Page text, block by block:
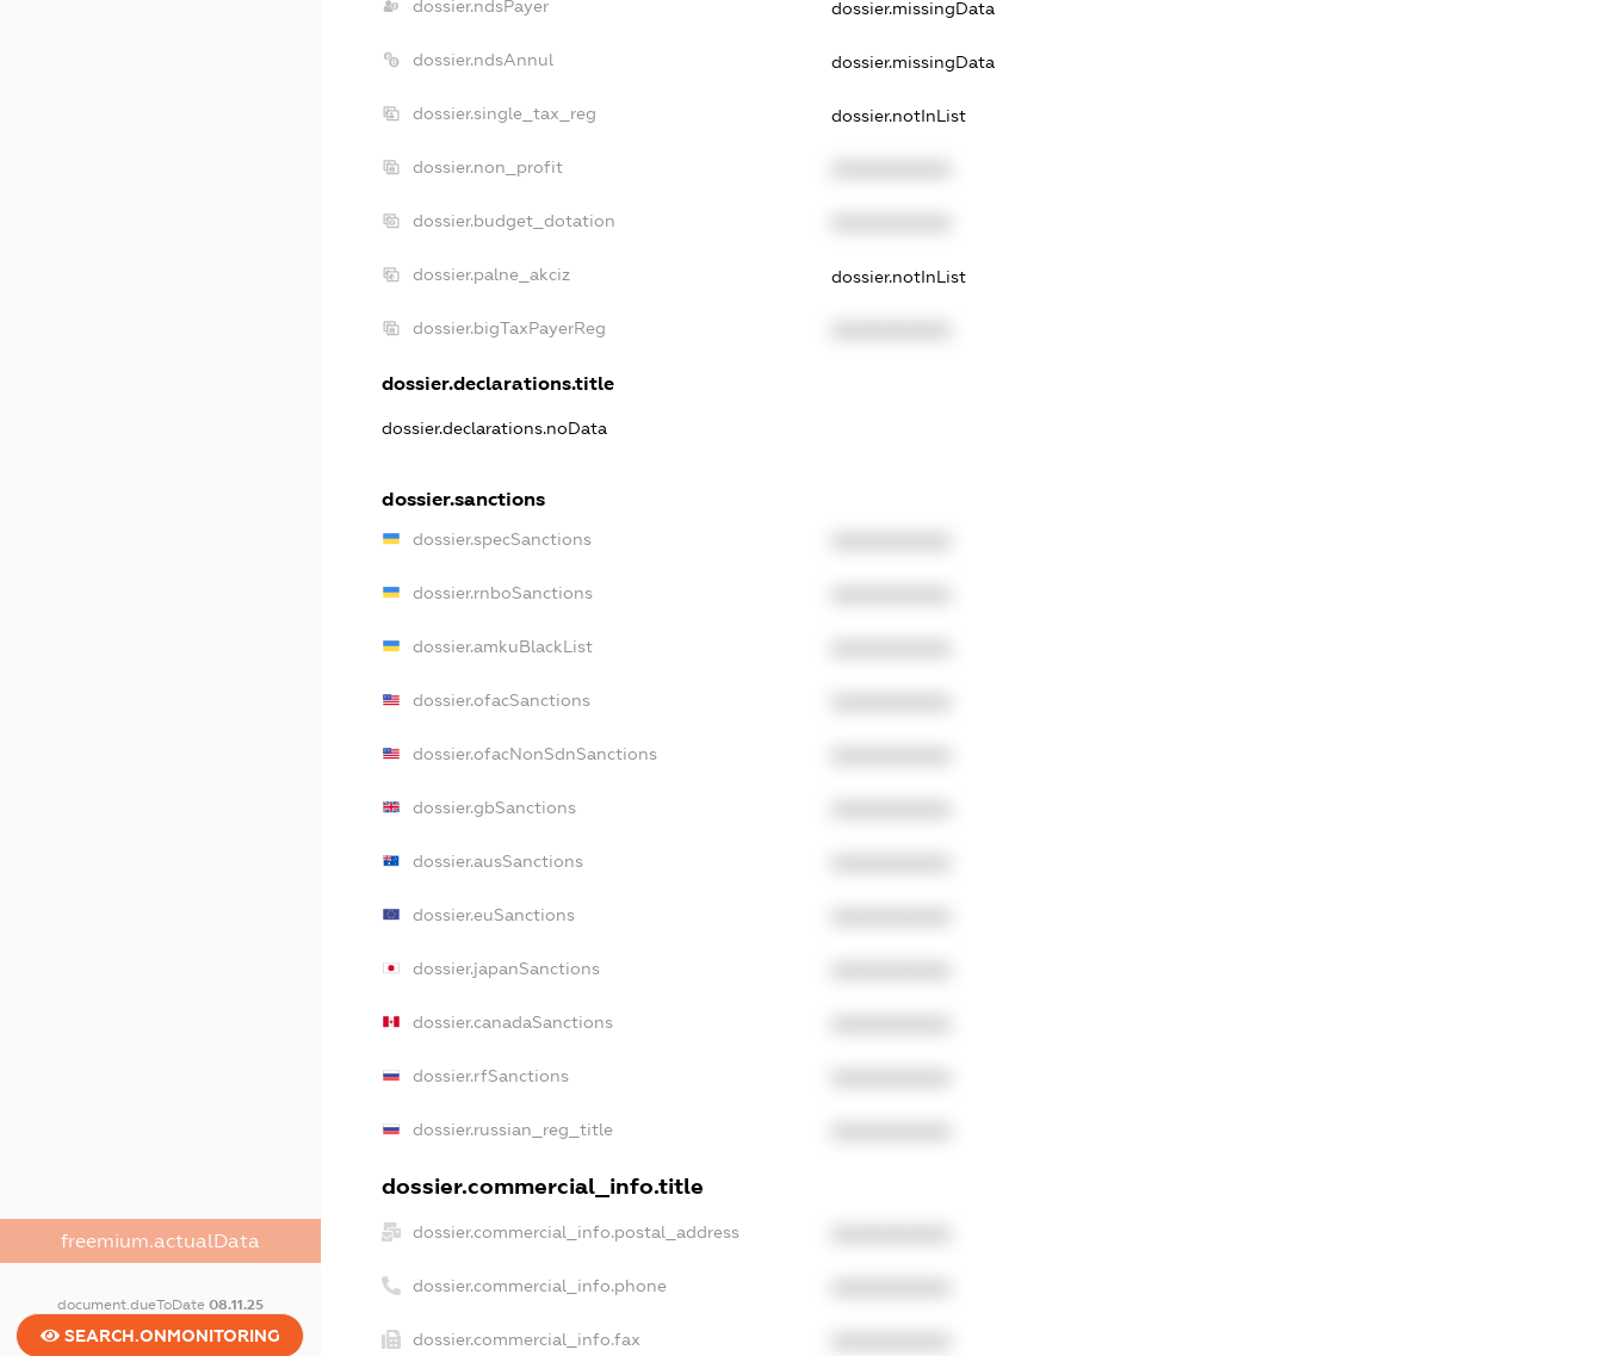
freemium.actualData
document.dueToDate 08.11.25
SEARCH.ONMONITORING
dossier.ndsPayer dossier.missingData
dossier.ndsAnnul dossier.missingData
dossier.single_tax_reg dossier.notInList
dossier.non_profit
dossier.budget_dotation
dossier.palne_akciz dossier.notInList
dossier.bigTaxPayerReg
dossier.declarations.title
dossier.declarations.noData
dossier.sanctions
dossier.specSanctions
dossier.rnboSanctions
dossier.amkuBlackList
dossier.ofacSanctions
dossier.ofacNonSdnSanctions
dossier.gbSanctions
dossier.ausSanctions
dossier.euSanctions
dossier.japanSanctions
dossier.canadaSanctions
dossier.rfSanctions
dossier.russian_reg_title
dossier.commercial_info.title
dossier.commercial_info.postal_address
dossier.commercial_info.phone
dossier.commercial_info.fax